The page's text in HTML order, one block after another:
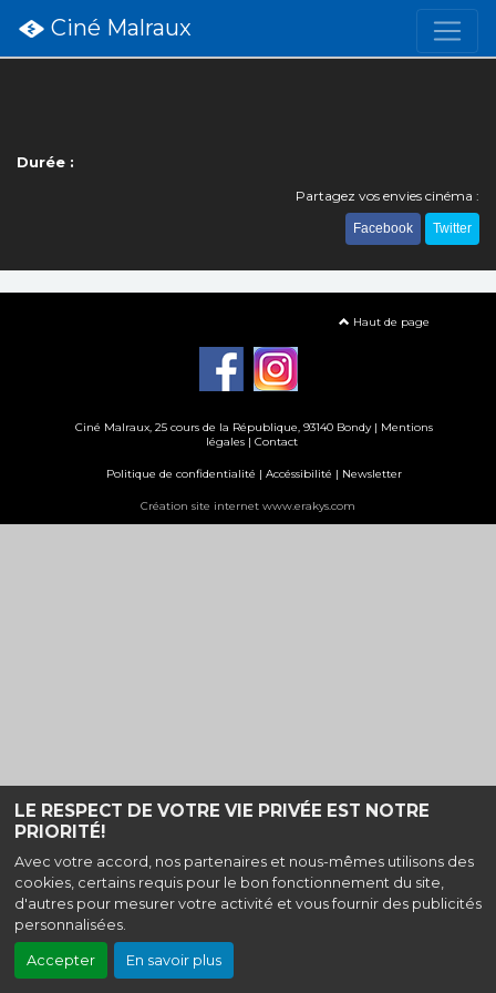
LE RESPECT DE VOTRE VIE PRIVÉE EST NOTRE
PRIORITÉ!
Avec votre accord, nos partenaires et nous-mêmes utilisons des
cookies, certains requis pour le bon fonctionnement du site,
d'autres pour mesurer votre activité et vous fournir des publicités
personnalisées.
Accepter En savoir plus
Ciné Malraux
Durée :
Partagez vos envies cinéma :
Facebook Twitter
Haut de page
Ciné Malraux, 25 cours de la République, 93140 Bondy | Mentions
légales | Contact
Politique de confidentialité | Accéssibilité | Newsletter
Création site internet www.erakys.com